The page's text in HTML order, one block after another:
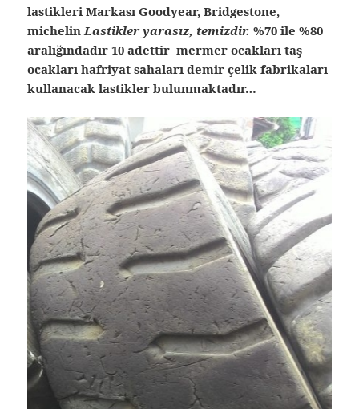
lastikleri Markası Goodyear, Bridgestone,
michelinLastikler yarasız, temizdir. %70 ile %80
aralığındadır 10 adettir mermer ocakları taş
ocakları hafriyat sahaları demir çelik fabrikaları
kullanacak lastikler bulunmaktadır…